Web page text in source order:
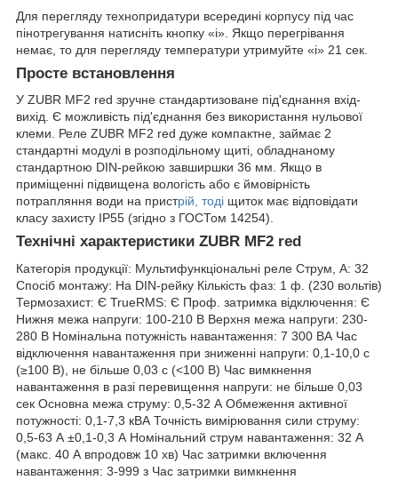
Для перегляду технопридатури всередині корпусу під час
пінотрегування натисніть кнопку «i». Якщо перегрівання
немає, то для перегляду температури утримуйте «i» 21 сек.
Просте встановлення
У ZUBR MF2 red зручне стандартизоване під'єднання вхід-
вихід. Є можливість під'єднання без використання нульової
клеми. Реле ZUBR MF2 red дуже компактне, займає 2
стандартні модулі в розподільному щиті, обладнаному
стандартною DIN-рейкою завширшки 36 мм. Якщо в
приміщенні підвищена вологість або є ймовірність
потрапляння води на пристрій, тоді щиток має відповідати
класу захисту IP55 (згідно з ГОСТом 14254).
Технічні характеристики ZUBR MF2 red
Категорія продукції: Мультифункціональні реле Струм, А: 32
Спосіб монтажу: На DIN-рейку Кількість фаз: 1 ф. (230 вольтів)
Термозахист: Є TrueRMS: Є Проф. затримка відключення: Є
Нижня межа напруги: 100-210 В Верхня межа напруги: 230-
280 В Номінальна потужність навантаження: 7 300 ВА Час
відключення навантаження при зниженні напруги: 0,1-10,0 с
(≥100 В), не більше 0,03 с (<100 В) Час вимкнення
навантаження в разі перевищення напруги: не більше 0,03
сек Основна межа струму: 0,5-32 А Обмеження активної
потужності: 0,1-7,3 кВА Точність вимірювання сили струму:
0,5-63 А ±0,1-0,3 А Номінальний струм навантаження: 32 А
(макс. 40 А впродовж 10 хв) Час затримки включення
навантаження: 3-999 з Час затримки вимкнення